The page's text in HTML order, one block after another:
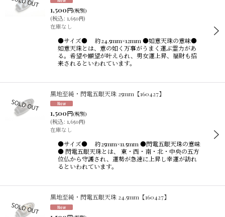
1,500円(税別)
(税込: 1,650円)
在庫なし
●サイズ● 約24.5mm×12mm ●如意天珠の意味●
如意天珠とは、意の如く万事がうまく運ぶ霊力があ
る。希望や願望が叶えられ、男女運上昇、福財も招
来されるといわれています。
黒地至純・閃電五眼天珠 25mm【160427】
1,500円(税別)
(税込: 1,650円)
在庫なし
●サイズ● 約25mm×11.5mm ●閃電五眼天珠の意味
● 閃電五眼天珠とは、 東・西・南・北・中央の五方
位仏から守護され、運勢が急速に上昇し幸運が訪れ
るといわれています。
黒地至純・閃電五眼天珠 24.5mm【160427】